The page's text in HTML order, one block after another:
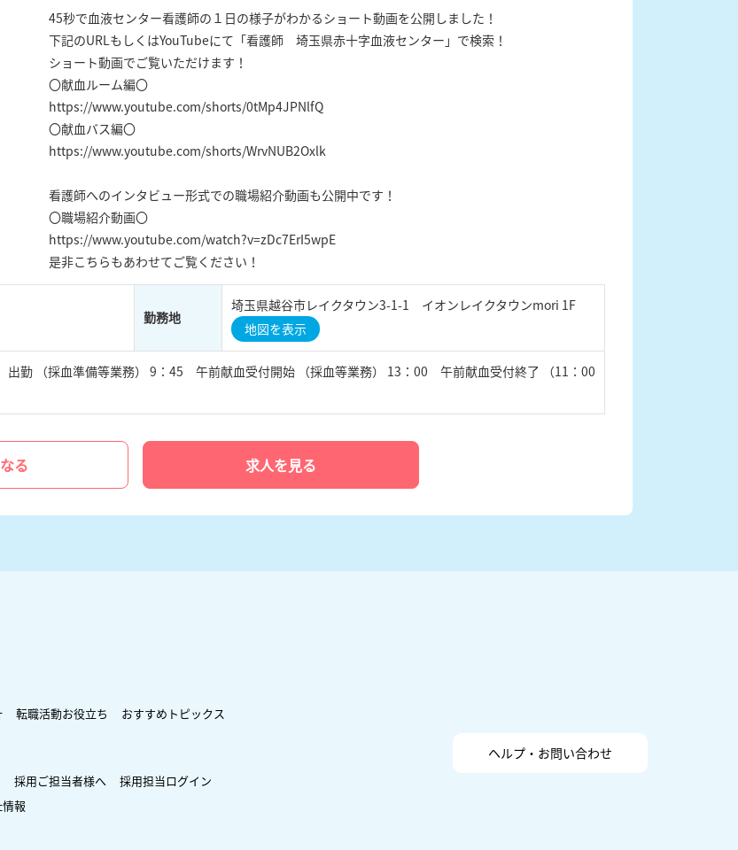
45秒で血液センター看護師の１日の様子がわかるショート動画を公開しました！
下記のURLもしくはYouTubeにて「看護師 埼玉県赤十字血液センター」で検索！
ショート動画でご覧いただけます！
〇献血ルーム編〇
https://www.youtube.com/shorts/0tMp4JPNlfQ
〇献血バス編〇
https://www.youtube.com/shorts/WrvNUB2Oxlk
看護師へのインタビュー形式での職場紹介動画も公開中です！
〇職場紹介動画〇
https://www.youtube.com/watch?v=zDc7ErI5wpE
是非こちらもあわせてご覧ください！
勤務地
埼玉県越谷市レイクタウン3-1-1 イオンレイクタウンmori 1F
地図を表示
出勤 （採血準備等業務） 9：45 午前献血受付開始 （採血等業務） 13：00 午前献血受付終了 （11：00
る 求人を見る
転職活動お役立ち
おすすめトピックス
採用ご担当者様へ
採用担当ログイン
報
ヘルプ・お問い合わせ